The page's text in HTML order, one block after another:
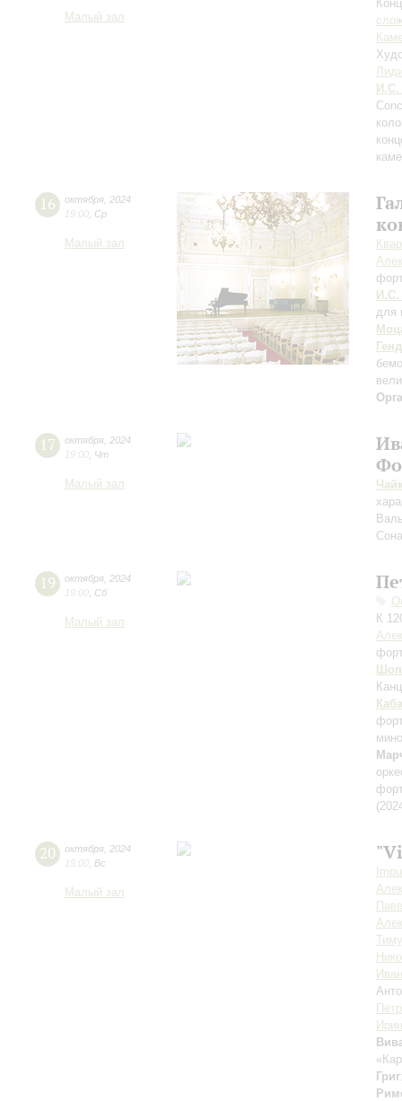
Малый зал
И.С.
16 октября 2024
19:00 Ср
Малый зал
И.С.
для
17 октября 2024
19:00 Чт
Малый зал
19 октября 2024
19:00 Сб
Малый зал
К
20 октября 2024
15:00 Вс
Малый зал
Григ